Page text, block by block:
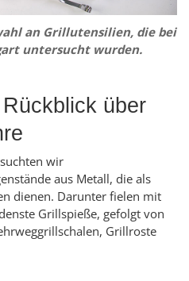
an Grillutensilien, die bei
untersucht wurden.
über
wir
aus Metall, die als
dienen. Darunter fielen mit
Grillspieße, gefolgt von
Grillroste